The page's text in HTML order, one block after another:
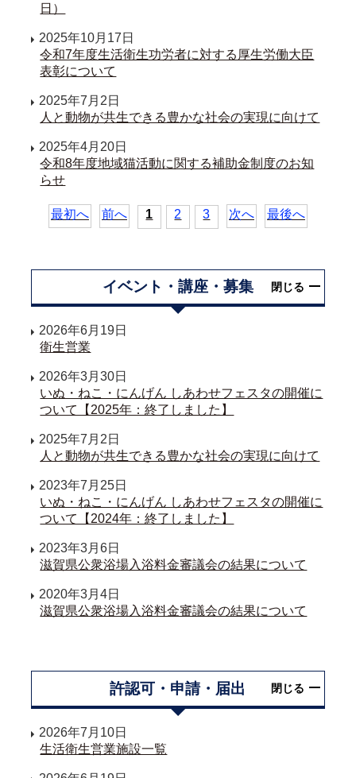
日）
2025年10月17日
令和7年度生活衛生功労者に対する厚生労働大臣
表彰について
2025年7月2日
人と動物が共生できる豊かな社会の実現に向けて
2025年4月20日
令和8年度地域猫活動に関する補助金制度のお知
らせ
最初へ 前へ 1 2 3 次へ 最後へ
イベント・講座・募集 閉じる
2026年6月19日
衛生営業
2026年3月30日
いぬ・ねこ・にんげん しあわせフェスタの開催に
ついて【2025年：終了しました】
2025年7月2日
人と動物が共生できる豊かな社会の実現に向けて
2023年7月25日
いぬ・ねこ・にんげん しあわせフェスタの開催に
ついて【2024年：終了しました】
2023年3月6日
滋賀県公衆浴場入浴料金審議会の結果について
2020年3月4日
滋賀県公衆浴場入浴料金審議会の結果について
許認可・申請・届出 閉じる
2026年7月10日
生活衛生営業施設一覧